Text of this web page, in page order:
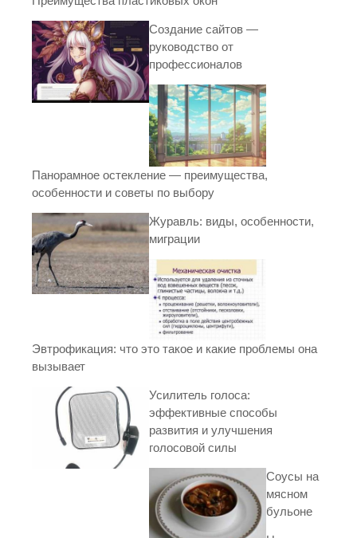
Создание сайтов —
руководство от
профессионалов
Панорамное остекление — преимущества,
особенности и советы по выбору
Журавль: виды, особенности,
миграции
Эвтрофикация: что это такое и какие проблемы она
вызывает
Усилитель голоса:
эффективные способы
развития и улучшения
голосовой силы
Соусы на
мясном
бульоне